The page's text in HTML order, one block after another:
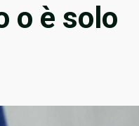
o è solo